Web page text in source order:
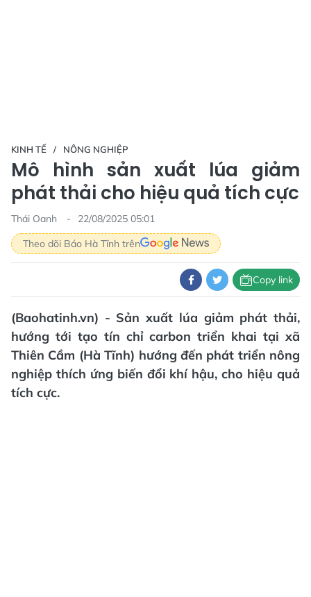
KINH TẾ NÔNG NGHIỆP
Mô hình sản xuất lúa giảm
phát thải cho hiệu quả tích cực
Thái Oanh
22/08/2025 05:01
Theo dõi Báo Hà Tĩnh trên
Copy link
(Baohatinh.vn) - Sản xuất lúa giảm phát thải,
hướng tới tạo tín chỉ carbon triển khai tại xã
Thiên Cầm (Hà Tĩnh) hướng đến phát triển nông
nghiệp thích ứng biến đổi khí hậu, cho hiệu quả
tích cực.